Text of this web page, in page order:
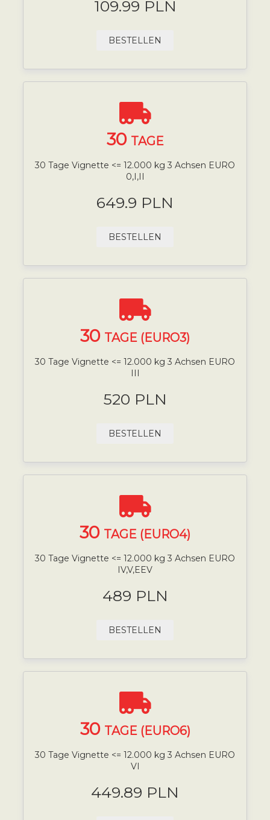
109.99 PLN
BESTELLEN
30 TAGE
30 Tage Vignette <= 12.000 kg 3 Achsen EURO
0,I,II
649.9 PLN
BESTELLEN
30 TAGE (EURO3)
30 Tage Vignette <= 12.000 kg 3 Achsen EURO
520 PLN
BESTELLEN
30 TAGE (EURO4)
30 Tage Vignette <= 12.000 kg 3 Achsen EURO
IV,V,EEV
489 PLN
BESTELLEN
30 TAGE (EURO6)
30 Tage Vignette <= 12.000 kg 3 Achsen EURO
VI
449.89 PLN